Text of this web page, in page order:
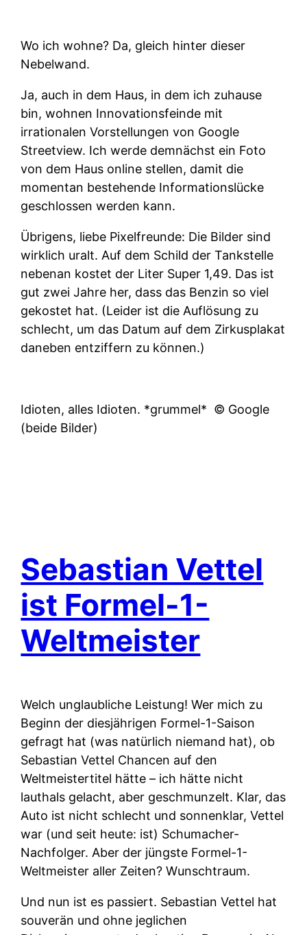
Wo ich wohne? Da, gleich hinter dieser
Nebelwand.
Ja, auch in dem Haus, in dem ich zuhause
bin, wohnen Innovationsfeinde mit
irrationalen Vorstellungen von Google
Streetview. Ich werde demnächst ein Foto
von dem Haus online stellen, damit die
momentan bestehende Informationslücke
geschlossen werden kann.
Übrigens, liebe Pixelfreunde: Die Bilder sind
wirklich uralt. Auf dem Schild der Tankstelle
nebenan kostet der Liter Super 1,49. Das ist
gut zwei Jahre her, dass das Benzin so viel
gekostet hat. (Leider ist die Auflösung zu
schlecht, um das Datum auf dem Zirkusplakat
daneben entziffern zu können.)
Idioten, alles Idioten. *grummel* © Google
(beide Bilder)
Sebastian Vettel
ist Formel-1-
Weltmeister
Welch unglaubliche Leistung! Wer mich zu
Beginn der diesjährigen Formel-1-Saison
gefragt hat (was natürlich niemand hat), ob
Sebastian Vettel Chancen auf den
Weltmeistertitel hätte – ich hätte nicht
lauthals gelacht, aber geschmunzelt. Klar, das
Auto ist nicht schlecht und sonnenklar, Vettel
war (und seit heute: ist) Schumacher-
Nachfolger. Aber der jüngste Formel-1-
Weltmeister aller Zeiten? Wunschtraum.
Und nun ist es passiert. Sebastian Vettel hat
souverän und ohne jeglichen